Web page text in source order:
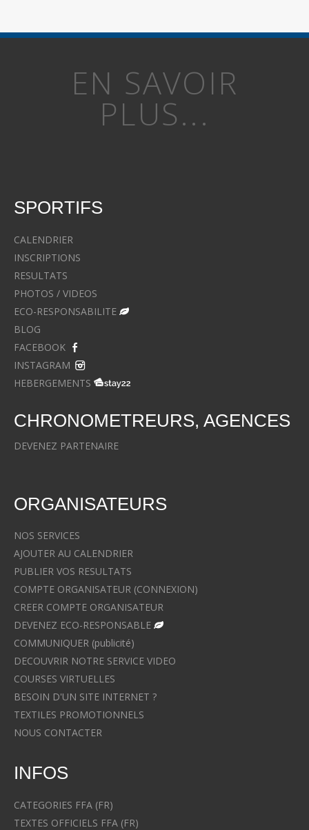
EN SAVOIR
PLUS...
SPORTIFS
CALENDRIER
INSCRIPTIONS
RESULTATS
PHOTOS / VIDEOS
ECO-RESPONSABILITE
BLOG
FACEBOOK
INSTAGRAM
HEBERGEMENTS
CHRONOMETREURS, AGENCES
DEVENEZ PARTENAIRE
ORGANISATEURS
NOS SERVICES
AJOUTER AU CALENDRIER
PUBLIER VOS RESULTATS
COMPTE ORGANISATEUR (CONNEXION)
CREER COMPTE ORGANISATEUR
DEVENEZ ECO-RESPONSABLE
COMMUNIQUER (publicité)
DECOUVRIR NOTRE SERVICE VIDEO
COURSES VIRTUELLES
BESOIN D'UN SITE INTERNET ?
TEXTILES PROMOTIONNELS
NOUS CONTACTER
INFOS
CATEGORIES FFA (FR)
TEXTES OFFICIELS FFA (FR)